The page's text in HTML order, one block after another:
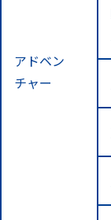
アドベン
チャー